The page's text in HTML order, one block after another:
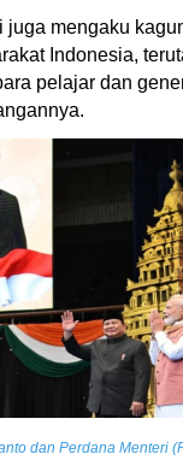
juga mengaku
Indonesia,
pelajar dan
dan Perdana Menteri